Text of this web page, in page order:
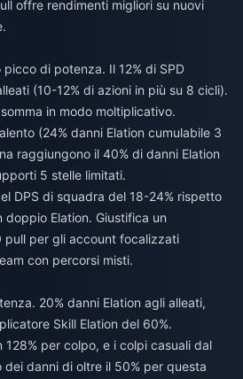
offre rendimenti migliori su nuovi
picco di potenza. Il 12% di SPD
(10-12% di azioni in più su 8 cicli).
in modo moltiplicativo.
(24% danni Elation cumulabile 3
raggiungono il 40% di danni Elation
5 stelle limitati.
DPS di squadra del 18-24% rispetto
doppio Elation. Giustifica un
pull per gli account focalizzati
con percorsi misti.
20% danni Elation agli alleati,
Skill Elation del 60%.
128% per colpo, e i colpi casuali dal
dei danni di oltre il 50% per questa